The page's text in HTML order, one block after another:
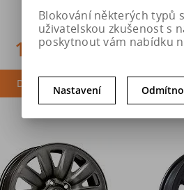
1 978 Kč
Do košíku
Blokování některých typů
uživatelskou zkušenost s
poskytnout vám nabídku
Nastavení